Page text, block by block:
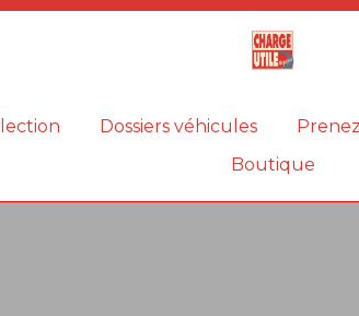
Dossiers véhicules
Boutique